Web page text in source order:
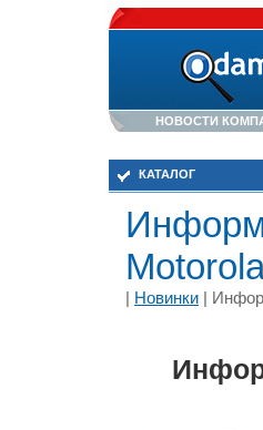
НОВОСТИ
КАТАЛОГ
| Новинки |